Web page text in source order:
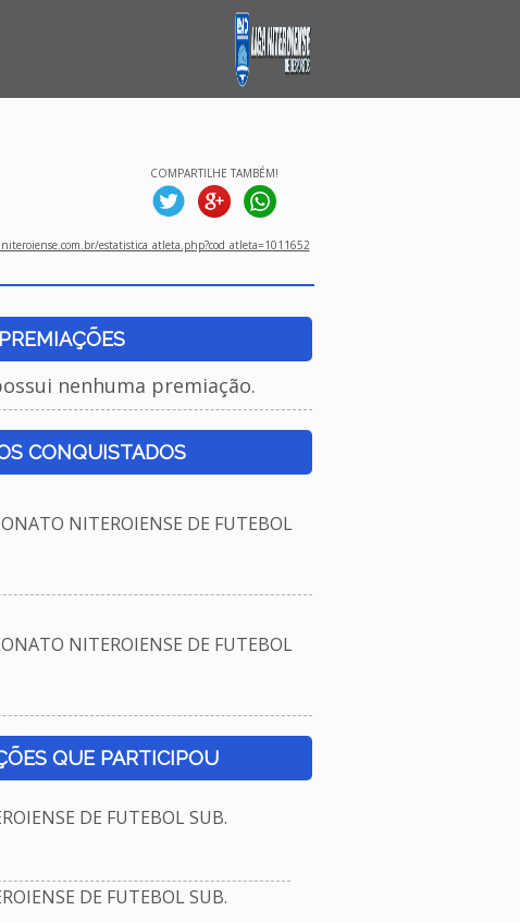
COMPARTILHE TAMBÉM!
estatistica_atleta.php?cod_atleta=1011652
PREMIAÇÕES
nenhuma premiação.
CONQUISTADOS
NITEROIENSE DE FUTEBOL
NITEROIENSE DE FUTEBOL
QUE PARTICIPOU
DE FUTEBOL SUB.
DE FUTEBOL SUB.